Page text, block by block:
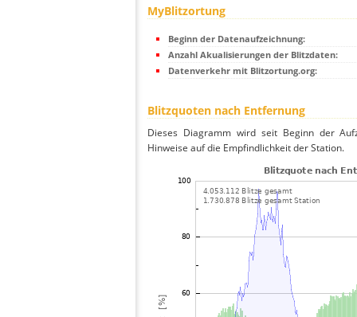
MyBlitzortung
Beginn der Datenaufzeichnung:
Anzahl Akualisierungen der Blitzdaten:
Datenverkehr mit Blitzortung.org:
Blitzquoten nach Entfernung
Dieses Diagramm wird seit Beginn der
Hinweise auf die Empfindlichkeit der Station.